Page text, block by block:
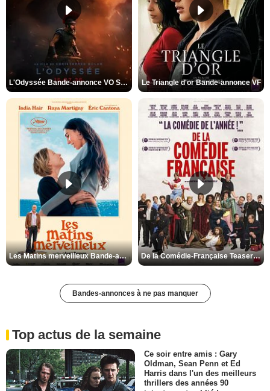
L'Odyssée Bande-annonce VO STFR Le Triangle d'or Bande-annonce VF
Les Matins merveilleux Bande-annonce VF De la Comédie-Française Teaser VF
Bandes-annonces à ne pas manquer
Top actus de la semaine
Ce soir entre amis : Gary
Oldman, Sean Penn et Ed
Harris dans l'un des meilleurs
thrillers des années 90